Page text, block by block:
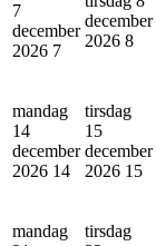
7
december
2026 7
december
2026 8
mandag
14
december
2026 14
tirsdag
15
december
2026 15
mandag
tirsdag